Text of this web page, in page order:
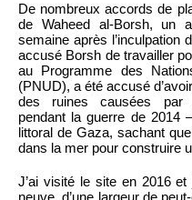
De nombreux accords de
de Waheed al-Borsh, un
semaine après l’inculpation
accusé Borsh de travailler
au Programme des
(PNUD), a été accusé
des ruines causées par
pendant la guerre de 2014
littoral de Gaza, sachant
dans la mer pour construire
J’ai visité le site en 2016 et